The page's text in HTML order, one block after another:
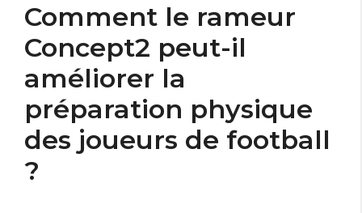
Comment le rameur
Concept2 peut-il
améliorer la
préparation physique
des joueurs de football
?